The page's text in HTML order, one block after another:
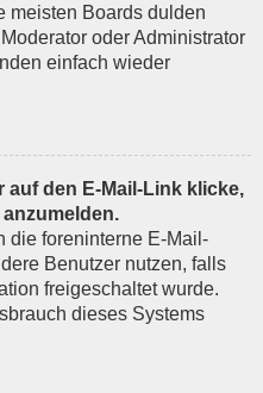
Boards dulden
oder Administrator
einfach wieder
auf den E-Mail-Link klicke,
die foreninterne E-Mail-
Benutzer nutzen, falls
freigeschaltet wurde.
dieses Systems